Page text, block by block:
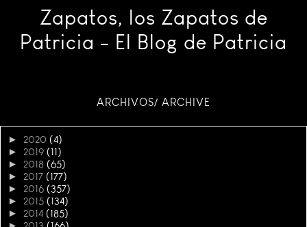
Zapatos, los Zapatos de
Patricia - El Blog de Patricia
ARCHIVOS/ ARCHIVE
► 2020 (4)
► 2019 (11)
► 2018 (65)
► 2017 (177)
► 2016 (357)
► 2015 (134)
► 2014 (185)